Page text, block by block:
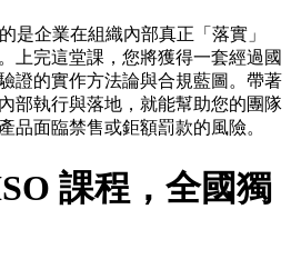
是企業在組織內部真正「落實」
上完這堂課，您將獲得一套經過國
證的實作方法論與合規藍圖。帶著
部執行與落地，就能幫助您的團隊
品面臨禁售或鉅額罰款的風險。
課程，全國獨